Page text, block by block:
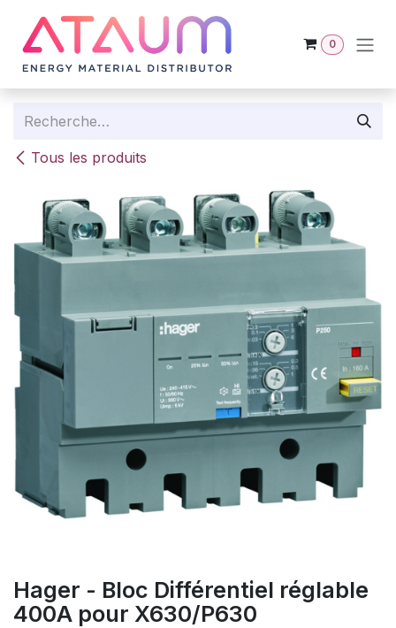
0
Tous les produits
Hager - Bloc Différentiel réglable
400A pour X630/P630